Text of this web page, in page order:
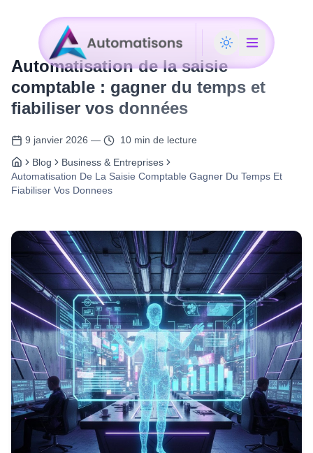
Automatisation de la saisie
comptable : gagner du temps et
fiabiliser vos données
9 janvier 2026 —
10 min de lecture
Blog
Business & Entreprises
Automatisation De La Saisie Comptable Gagner Du Temps Et
Fiabiliser Vos Donnees